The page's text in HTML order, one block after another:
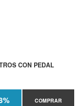
CON PEDAL
COMPRAR